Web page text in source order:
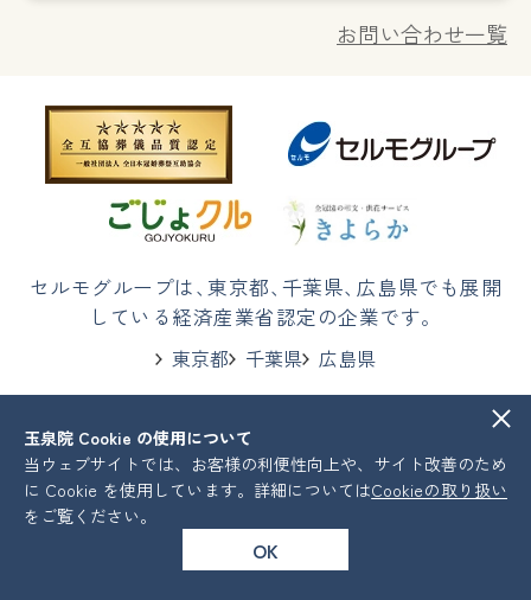
お問い合わせ一覧
セルモグループは、東京都、 千葉県、 広島県でも展開
している経済産業省認定の企業です。
東京都
千葉県 広島県
株式会社セルモ
COPYRIGHT © Celmo All Rights Reserved.
玉泉院 Cookie の使用について
当ウェブサイトでは、お客様の利便性向上や、サイト改善のため
に Cookie を使用しています。詳細についてはCookieの取り扱い
をご覧ください。
OK